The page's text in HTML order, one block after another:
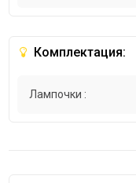
Комплектация:
Лампочки :